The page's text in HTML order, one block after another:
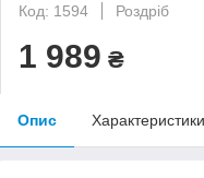
Код: 1594
Роздріб
1 989 ₴
Опис Характеристики